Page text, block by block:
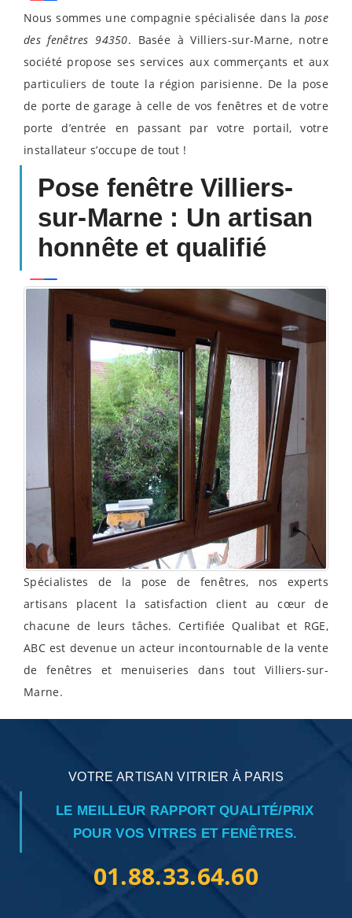
Nous sommes une compagnie spécialisée dans la pose
des fenêtres 94350. Basée à Villiers-sur-Marne, notre
société propose ses services aux commerçants et aux
particuliers de toute la région parisienne. De la pose
de porte de garage à celle de vos fenêtres et de votre
porte d’entrée en passant par votre portail, votre
installateur s’occupe de tout !
Pose fenêtre Villiers-
sur-Marne : Un artisan
honnête et qualifié
Spécialistes de la pose de fenêtres, nos experts
artisans placent la satisfaction client au cœur de
chacune de leurs tâches. Certifiée Qualibat et RGE,
ABC est devenue un acteur incontournable de la vente
de fenêtres et menuiseries dans tout Villiers-sur-
Marne.
VOTRE ARTISAN VITRIER À PARIS
LE MEILLEUR RAPPORT QUALITÉ/PRIX
POUR VOS VITRES ET FENÊTRES.
01.88.33.64.60